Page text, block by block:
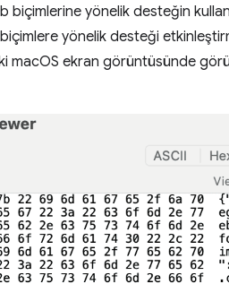
yönelik desteğin
yönelik desteği
macOS ekran görüntüsünde